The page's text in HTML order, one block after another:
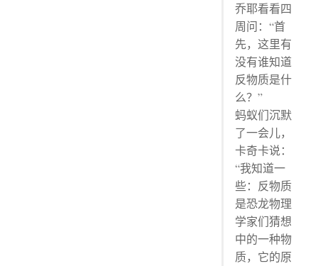
乔耶看看四
周问：“首
先，这里有
没有谁知道
反物质是什
么？”
蚂蚁们沉默
了一会儿，
卡奇卡说：
“我知道一
些：反物质
是恐龙物理
学家们猜想
中的一种物
质，它的原